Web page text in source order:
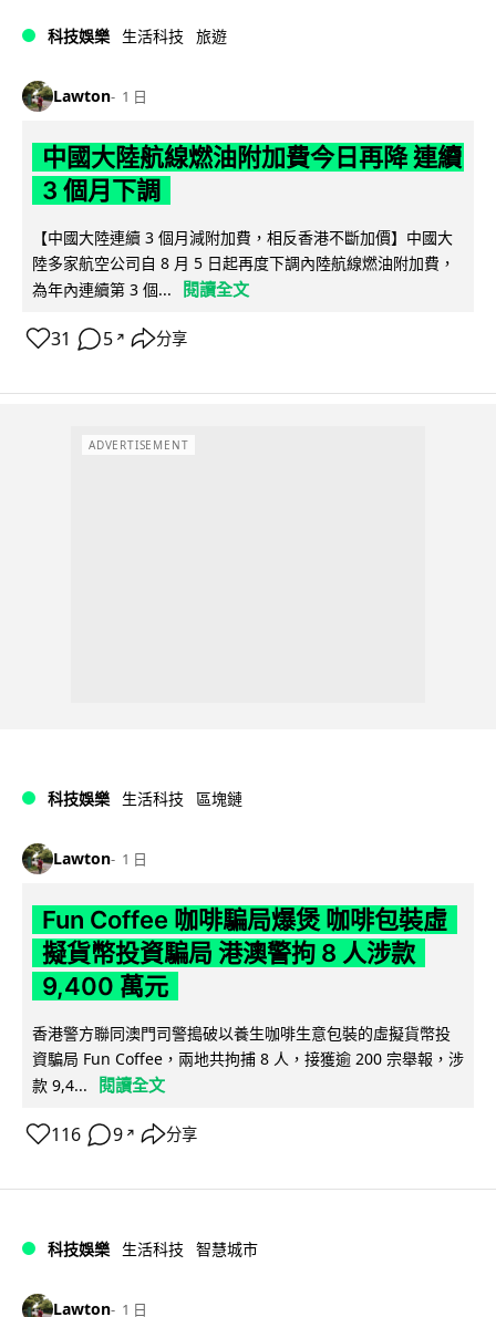
科技娛樂 生活科技 旅遊
Lawton 1 日
中國大陸航線燃油附加費今日再降 連續
3 個月下調
【中國大陸連續 3 個月減附加費，相反香港不斷加價】中國大
陸多家航空公司自 8 月 5 日起再度下調內陸航線燃油附加費，
為年內連續第 3 個...
閱讀全文
31 5 ↗ 分享
ADVERTISEMENT
科技娛樂 生活科技 區塊鏈
Lawton 1 日
Fun Coffee 咖啡騙局爆煲 咖啡包裝虛
擬貨幣投資騙局 港澳警拘 8 人涉款
9,400 萬元
香港警方聯同澳門司警搗破以養生咖啡生意包裝的虛擬貨幣投
資騙局 Fun Coffee，兩地共拘捕 8 人，接獲逾 200 宗舉報，涉
款 9,4...
閱讀全文
116 9 ↗ 分享
科技娛樂 生活科技 智慧城市
Lawton 1 日